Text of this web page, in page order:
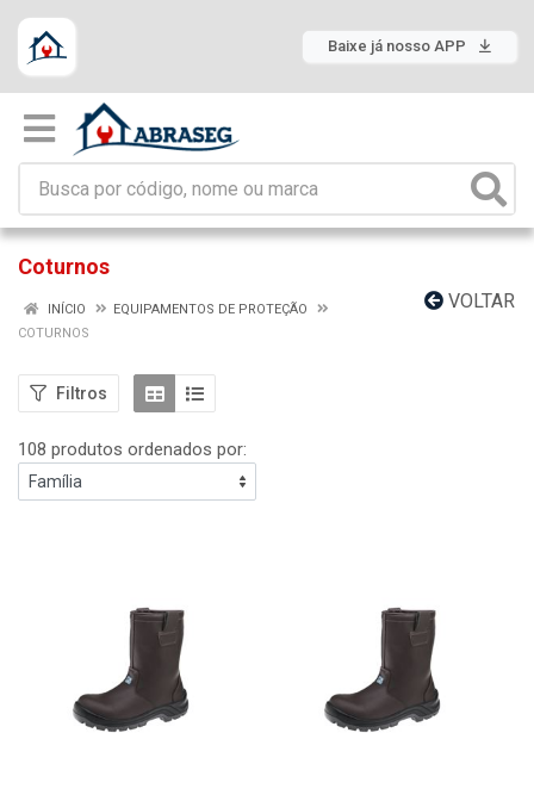
Baixe já nosso APP
Coturnos
VOLTAR
INÍCIO
EQUIPAMENTOS DE PROTEÇÃO
COTURNOS
Filtros
108 produtos ordenados por: